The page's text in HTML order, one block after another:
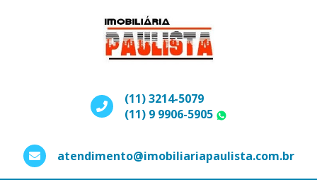
(11) 3214-5079
(11) 9 9906-5905
atendimento@imobiliariapaulista.com.br